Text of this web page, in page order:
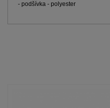
- podšívka - polyester